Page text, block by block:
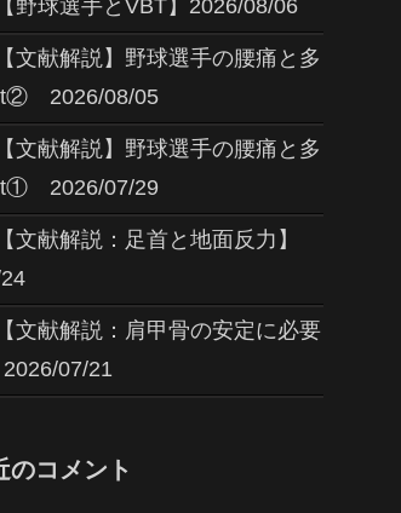
野球選手とVBT】2026/08/06
文献解説】野球選手の腰痛と多
2026/08/05
文献解説】野球選手の腰痛と多
2026/07/29
文献解説：足首と地面反力】
文献解説：肩甲骨の安定に必要
07/21
のコメント